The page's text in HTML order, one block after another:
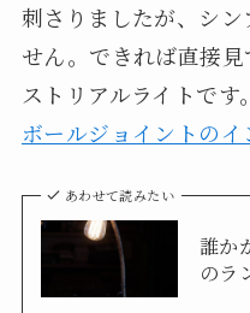
刺さりましたが、シ
せん。できれば直接
ストリアルライトです。
ボールジョイントの
あわせて読みたい
誰か
のラ